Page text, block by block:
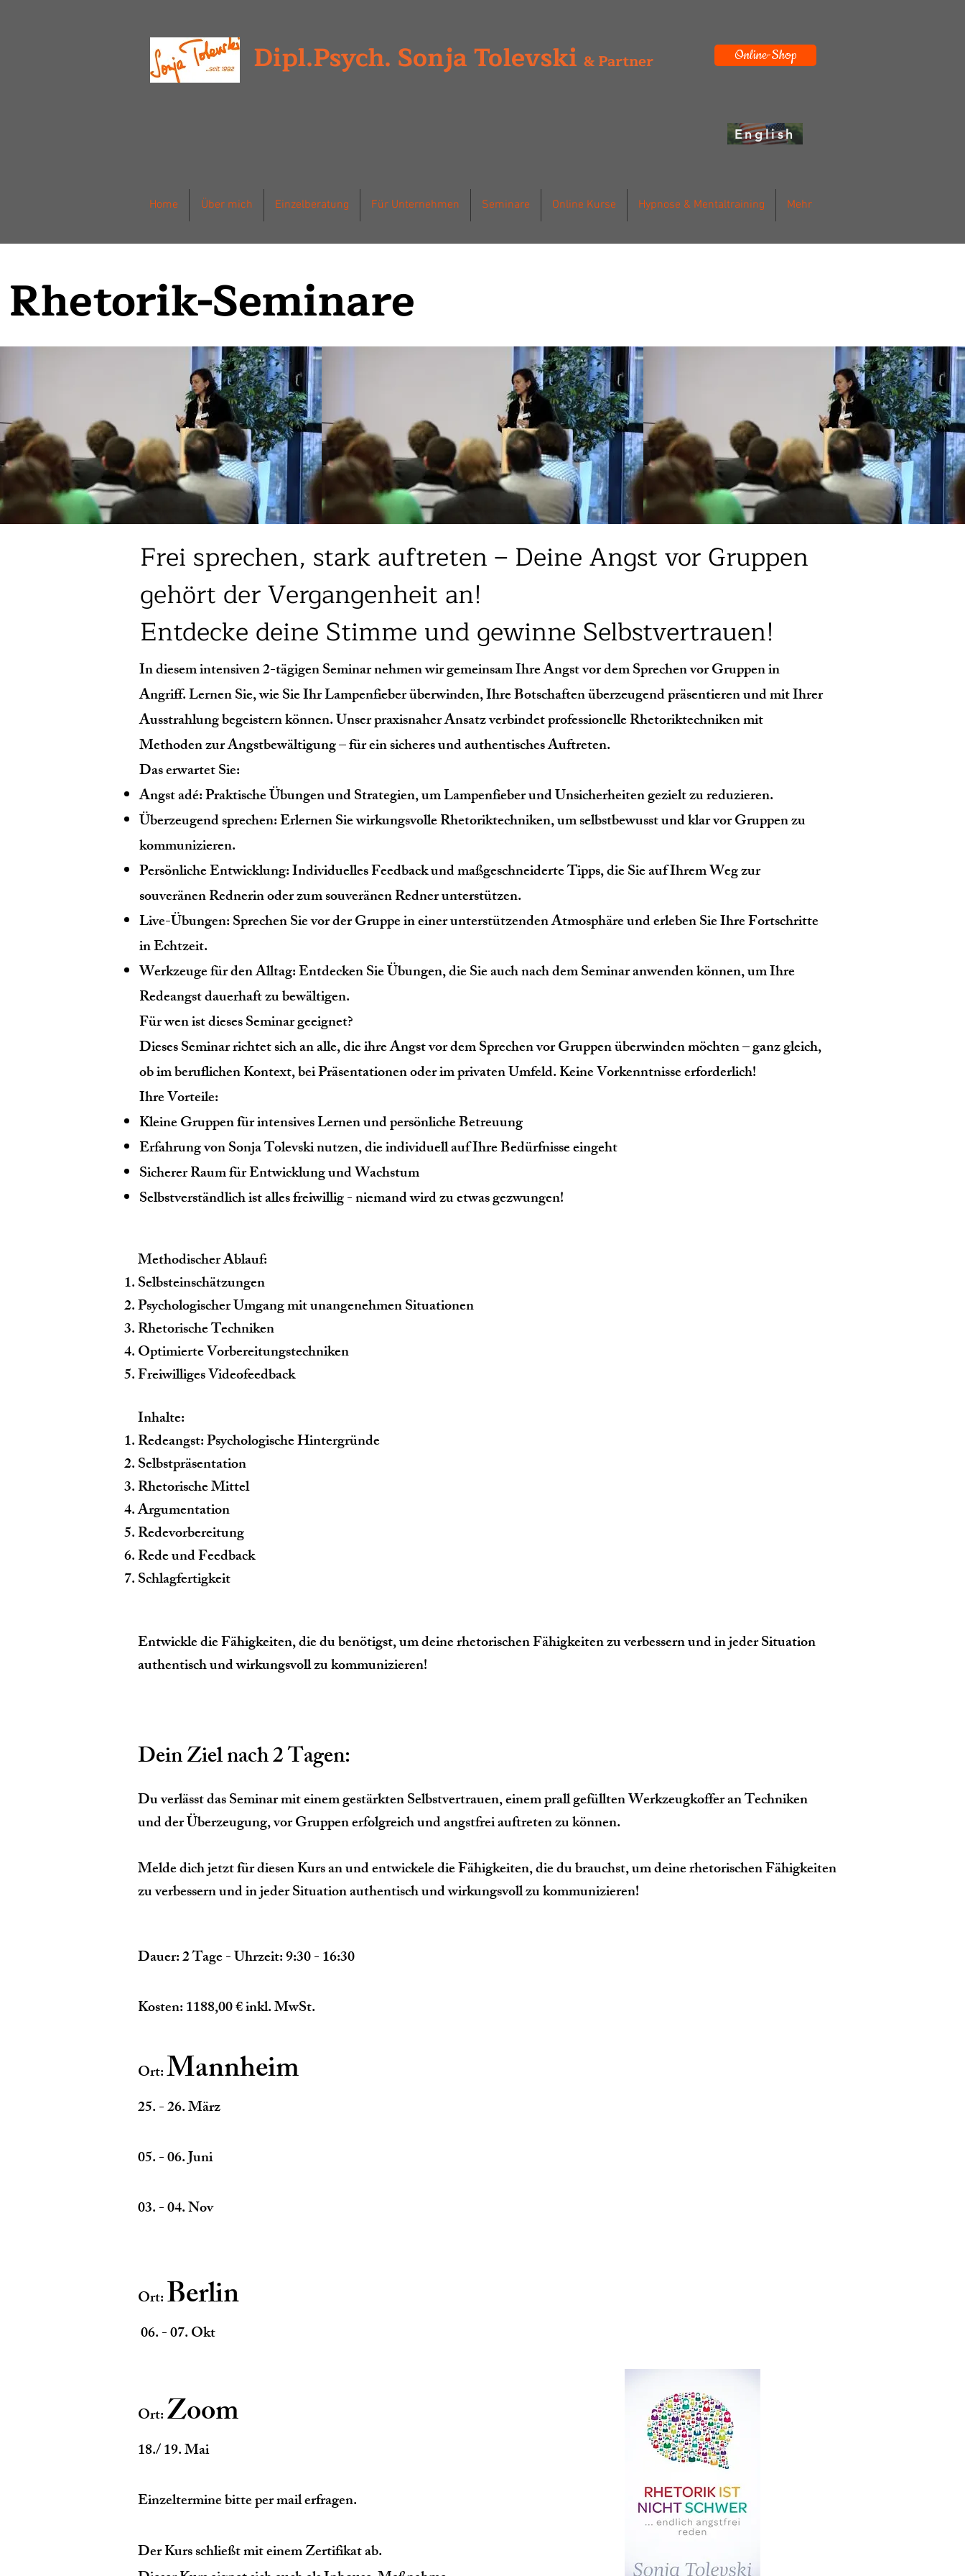
Dipl.Psych. Sonja Tolevski & Partner Online-Shop
English
Home Über mich Einzelberatung Für Unternehmen Seminare Online Kurse Hypnose & Mentaltraining Mehr
Rhetorik-Seminare
Frei sprechen, stark auftreten – Deine Angst vor Gruppen
gehört der Vergangenheit an!
Entdecke deine Stimme und gewinne Selbstvertrauen!
In diesem intensiven 2-tägigen Seminar nehmen wir gemeinsam Ihre Angst vor dem Sprechen vor Gruppen in
Angriff. Lernen Sie, wie Sie Ihr Lampenfieber überwinden, Ihre Botschaften überzeugend präsentieren und mit Ihrer
Ausstrahlung begeistern können. Unser praxisnaher Ansatz verbindet professionelle Rhetoriktechniken mit
Methoden zur Angstbewältigung – für ein sicheres und authentisches Auftreten.
Das erwartet Sie:
Angst adé: Praktische Übungen und Strategien, um Lampenfieber und Unsicherheiten gezielt zu reduzieren.
Überzeugend sprechen: Erlernen Sie wirkungsvolle Rhetoriktechniken, um selbstbewusst und klar vor Gruppen zu
kommunizieren.
Persönliche Entwicklung: Individuelles Feedback und maßgeschneiderte Tipps, die Sie auf Ihrem Weg zur
souveränen Rednerin oder zum souveränen Redner unterstützen.
Live-Übungen: Sprechen Sie vor der Gruppe in einer unterstützenden Atmosphäre und erleben Sie Ihre Fortschritte
in Echtzeit.
Werkzeuge für den Alltag: Entdecken Sie Übungen, die Sie auch nach dem Seminar anwenden können, um Ihre
Redeangst dauerhaft zu bewältigen.
Für wen ist dieses Seminar geeignet?
Dieses Seminar richtet sich an alle, die ihre Angst vor dem Sprechen vor Gruppen überwinden möchten – ganz gleich,
ob im beruflichen Kontext, bei Präsentationen oder im privaten Umfeld. Keine Vorkenntnisse erforderlich!
Ihre Vorteile:
Kleine Gruppen für intensives Lernen und persönliche Betreuung
Erfahrung von Sonja Tolevski nutzen, die individuell auf Ihre Bedürfnisse eingeht
Sicherer Raum für Entwicklung und Wachstum
Selbstverständlich ist alles freiwillig - niemand wird zu etwas gezwungen!
Methodischer Ablauf:
Selbsteinschätzungen
Psychologischer Umgang mit unangenehmen Situationen
Rhetorische Techniken
Optimierte Vorbereitungstechniken
Freiwilliges Videofeedback
Inhalte:
Redeangst: Psychologische Hintergründe
Selbstpräsentation
Rhetorische Mittel
Argumentation
Redevorbereitung
Rede und Feedback
Schlagfertigkeit
Entwickle die Fähigkeiten, die du benötigst, um deine rhetorischen Fähigkeiten zu verbessern und in jeder Situation
authentisch und wirkungsvoll zu kommunizieren!
​Dein Ziel nach 2 Tagen:
Du verlässt das Seminar mit einem gestärkten Selbstvertrauen, einem prall gefüllten Werkzeugkoffer an Techniken
und der Überzeugung, vor Gruppen erfolgreich und angstfrei auftreten zu können.
Melde dich jetzt für diesen Kurs an und entwickele die Fähigkeiten, die du brauchst, um deine rhetorischen Fähigkeiten
zu verbessern und in jeder Situation authentisch und wirkungsvoll zu kommunizieren!
Dauer: 2 Tage - Uhrzeit: 9:30 - 16:30
Kosten: 1188,00 € inkl. MwSt.
Ort:Mannheim
25. - 26. März
05. - 06. Juni
03. - 04. Nov
Ort:Berlin
​ 06. - 07. Okt
Ort:Zoom
18./ 19. Mai​
Einzeltermine bitte per mail erfragen.
Der Kurs schließt mit einem Zertifikat ab.